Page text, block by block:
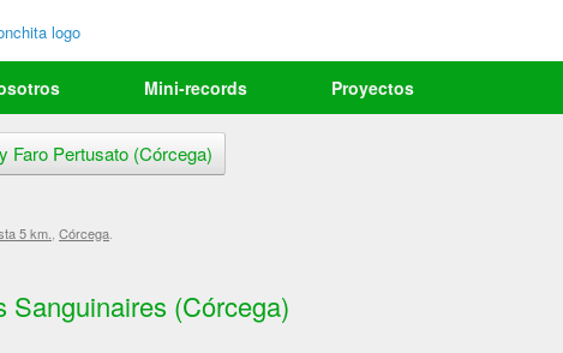
Mini-records Proyectos
Faro Pertusato (Córcega)
5 km. Córcega
Sanguinaires (Córcega)